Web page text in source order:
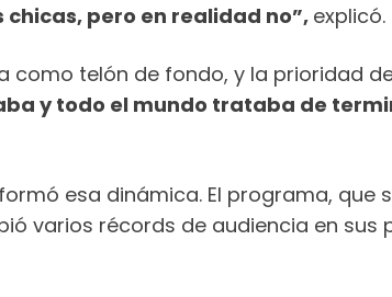
pero en realidad no”, explicó.
telón de fondo, y la prioridad
y todo el mundo trataba de
esa dinámica. El programa,
varios récords de audiencia en